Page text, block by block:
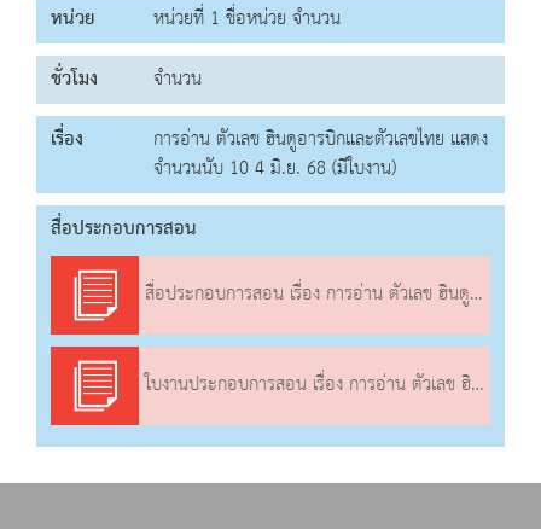
หน่วย
หน่วยที่ 1 ชื่อหน่วย จำนวน
ชั่วโมง
จำนวน
เรื่อง
การอ่าน ตัวเลข ฮินดูอารบิกและตัวเลขไทย แสดง
จำนวนนับ 10 4 มิ.ย. 68 (มีใบงาน)
สื่อประกอบการสอน
สื่อประกอบการสอน เรื่อง การอ่าน ตัวเลข ฮินดูอารบิกและตัวเลขไทย แสดงจำนวนนับ 10
ใบงานประกอบการสอน เรื่อง การอ่าน ตัวเลข ฮินดูอารบิกและตัวเลขไทย แสดงจำนวนนับ 10